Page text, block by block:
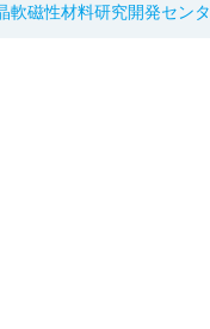
軟磁性材料研究開発セン